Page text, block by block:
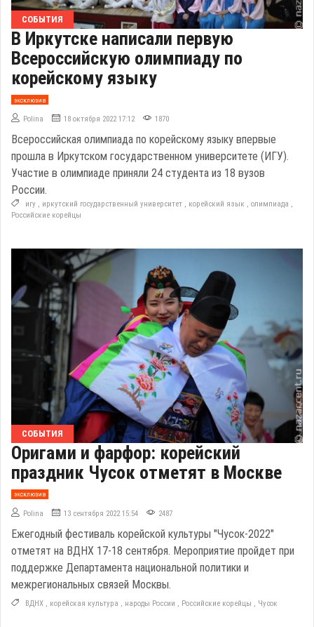
СОБЫТИЯ
В Иркутске написали первую
Всероссийскую олимпиаду по
корейскому языку
эксклюзив
Polina 18 октября 2022 17:12 1870
Всероссийская олимпиада по корейскому языку впервые
прошла в Иркутском государственном университете (ИГУ).
Участие в олимпиаде приняли 24 студента из 18 вузов
России.
игу , иркутский государственный университет , корейский язык , олимпиада ,
Российские корейцы
СОБЫТИЯ
Оригами и фарфор: корейский
праздник Чусок отметят в Москве
эксклюзив
Polina 13 сентября 2022 15:54 2487
Ежегодный фестиваль корейской культуры "Чусок-2022"
отметят на ВДНХ 17-18 сентября. Мероприятие пройдет при
поддержке Департамента национальной политики и
межрегиональных связей Москвы.
ВДНХ корейская культура народы России Российские корейцы Чусок